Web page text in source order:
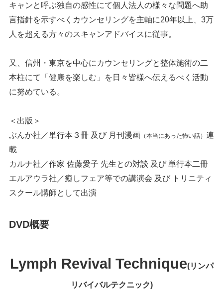
キャンと呼ぶ独自の感性にて個人法人の様々な問題へ助
言指針を示すべくカウンセリングを主軸に20年以上、3万
人を超える方々のスキャンアドバイスに従事。
又、信州・東京を中心にカウンセリングと整体施術の二
本柱にて「健康を楽しむ」を日々皆様へ伝えるべく活動
に努めている。
＜出版＞
ぶんか社／単行本３冊 及び 月刊漫画 （本当にあった怖い話） 連
載
カルナ社／作家 佐藤愛子 先生との対談 及び 単行本二冊
エルアウラ社／癒しフェア等での講演会 及び トリニティ
スクール講師として出演
DVD概要
Lymph Revival Technique(リンパ
リバイバルテクニック)